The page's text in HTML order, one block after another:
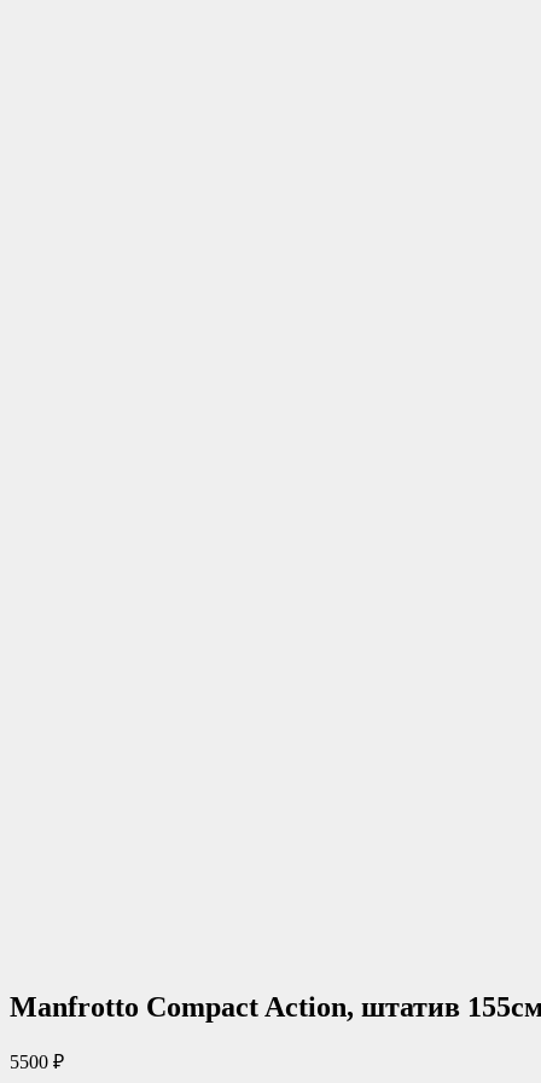
Manfrotto Compact Action, штатив
5500 ₽